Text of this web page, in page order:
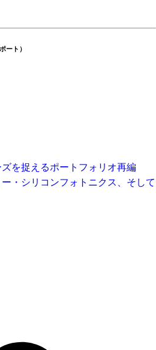
ート）
を捉えるポートフォリオ再編
・シリコンフォトニクス、そして